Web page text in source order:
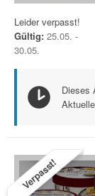
Leider verpasst!
Gültig: 25.05. -
30.05.
Dieses
Verpasst!